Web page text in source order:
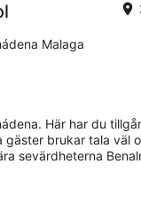
Malaga
Här har du
brukar tala väl
sevärdheterna